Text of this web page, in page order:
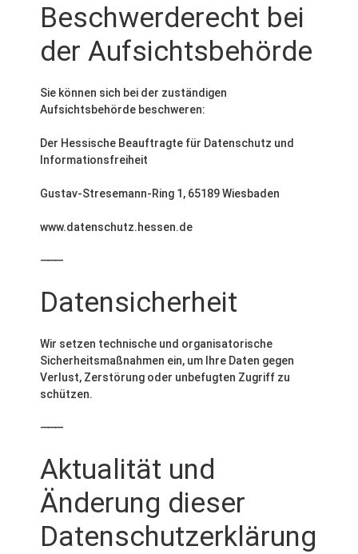
Beschwerderecht bei
der Aufsichtsbehörde
Sie können sich bei der zuständigen
Aufsichtsbehörde beschweren:
Der Hessische Beauftragte für Datenschutz und
Informationsfreiheit
Gustav-Stresemann-Ring 1, 65189 Wiesbaden
www.datenschutz.hessen.de
⸻
Datensicherheit
Wir setzen technische und organisatorische
Sicherheitsmaßnahmen ein, um Ihre Daten gegen
Verlust, Zerstörung oder unbefugten Zugriff zu
schützen.
⸻
Aktualität und
Änderung dieser
Datenschutzerklärung